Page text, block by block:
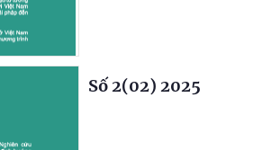
Số 2(02) 2025